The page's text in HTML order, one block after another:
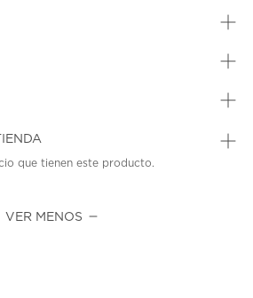
que tienen este producto.
VER MENOS